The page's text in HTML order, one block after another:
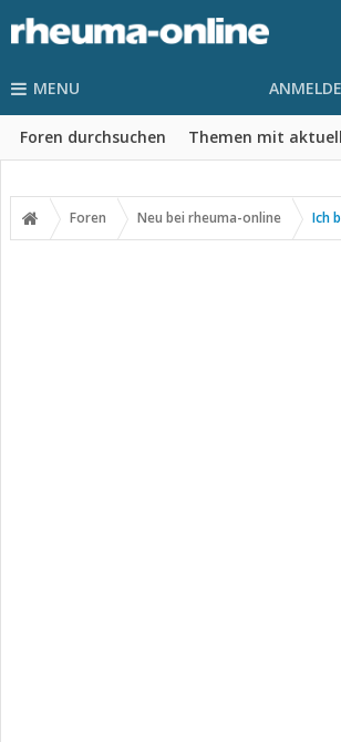
MENU
Foren durchsuchen Themen mit
Foren Neu bei rheuma-online Ich